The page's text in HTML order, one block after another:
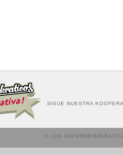
SIGUE NUESTRA
© LOS